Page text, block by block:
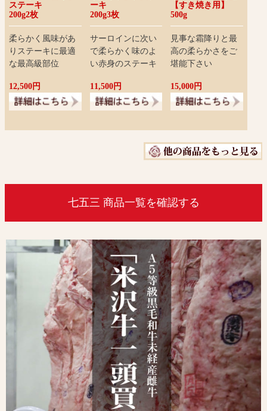
ステーキ
200g2枚
柔らかく風味があ
りステーキに最適
な最高級部位
12,500円
ーキ
200g3枚
サーロインに次い
で柔らかく味のよ
い赤身のステーキ
11,500円
【すき焼き用】
500g
見事な霜降りと最
高の柔らかさをご
堪能下さい
15,000円
七五三 商品一覧を確認する